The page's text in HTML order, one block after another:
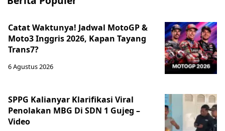
Catat Waktunya! Jadwal MotoGP &
Moto3 Inggris 2026, Kapan Tayang
Trans7?
6 Agustus 2026
SPPG Kalianyar Klarifikasi Viral
Penolakan MBG Di SDN 1 Gujeg –
Video